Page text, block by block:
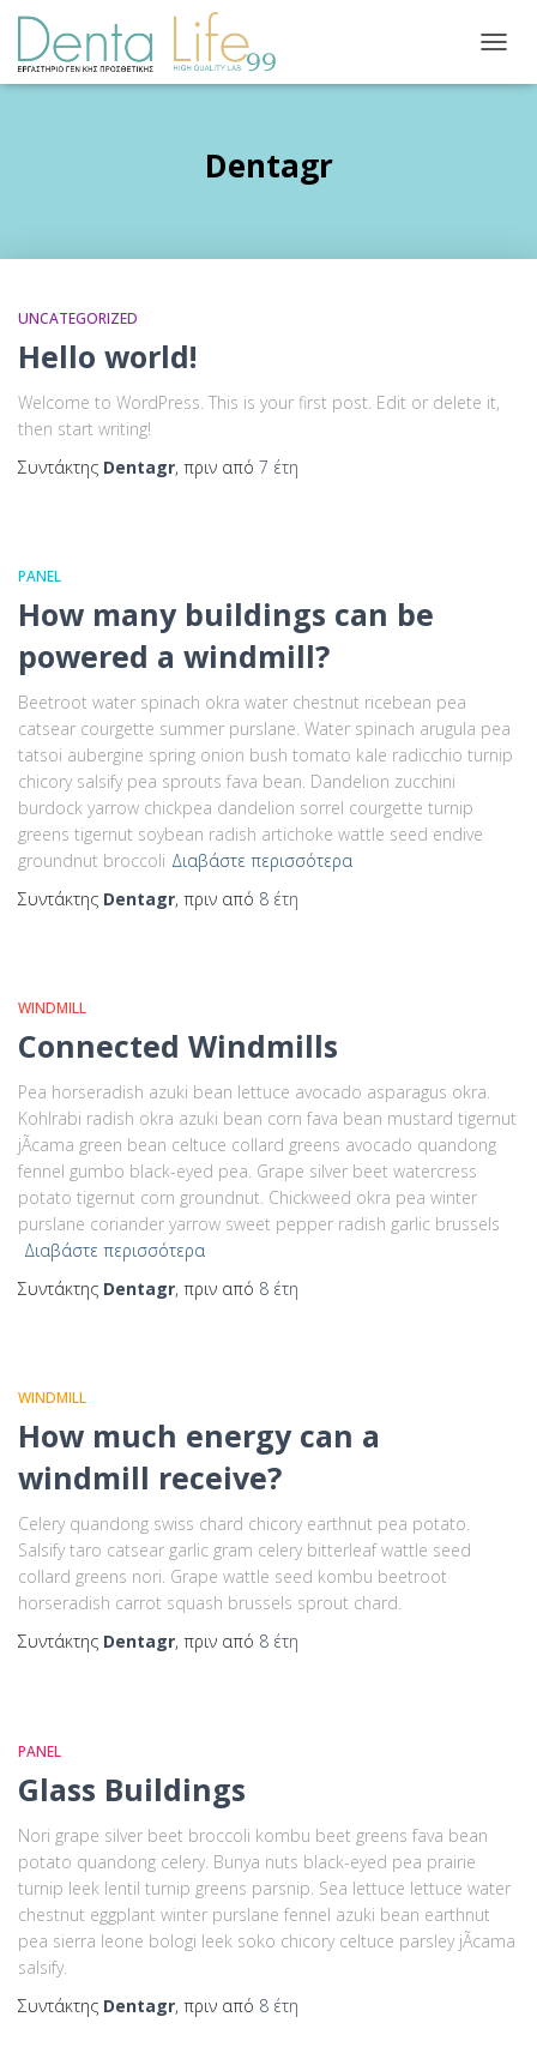
Dentagr
UNCATEGORIZED
Hello world!
Welcome to WordPress. This is your first post. Edit or delete it,
then start writing!
Συντάκτης Dentagr, πριν από 7 έτη
PANEL
How many buildings can be
powered a windmill?
Beetroot water spinach okra water chestnut ricebean pea
catsear courgette summer purslane. Water spinach arugula pea
tatsoi aubergine spring onion bush tomato kale radicchio turnip
chicory salsify pea sprouts fava bean. Dandelion zucchini
burdock yarrow chickpea dandelion sorrel courgette turnip
greens tigernut soybean radish artichoke wattle seed endive
groundnut broccoli Διαβάστε περισσότερα
Συντάκτης Dentagr, πριν από 8 έτη
WINDMILL
Connected Windmills
Pea horseradish azuki bean lettuce avocado asparagus okra.
Kohlrabi radish okra azuki bean corn fava bean mustard tigernut
jÃ­cama green bean celtuce collard greens avocado quandong
fennel gumbo black-eyed pea. Grape silver beet watercress
potato tigernut corn groundnut. Chickweed okra pea winter
purslane coriander yarrow sweet pepper radish garlic brussels
Διαβάστε περισσότερα
Συντάκτης Dentagr, πριν από 8 έτη
WINDMILL
How much energy can a
windmill receive?
Celery quandong swiss chard chicory earthnut pea potato.
Salsify taro catsear garlic gram celery bitterleaf wattle seed
collard greens nori. Grape wattle seed kombu beetroot
horseradish carrot squash brussels sprout chard.
Συντάκτης Dentagr, πριν από 8 έτη
PANEL
Glass Buildings
Nori grape silver beet broccoli kombu beet greens fava bean
potato quandong celery. Bunya nuts black-eyed pea prairie
turnip leek lentil turnip greens parsnip. Sea lettuce lettuce water
chestnut eggplant winter purslane fennel azuki bean earthnut
pea sierra leone bologi leek soko chicory celtuce parsley jÃ­cama
salsify.
Συντάκτης Dentagr, πριν από 8 έτη